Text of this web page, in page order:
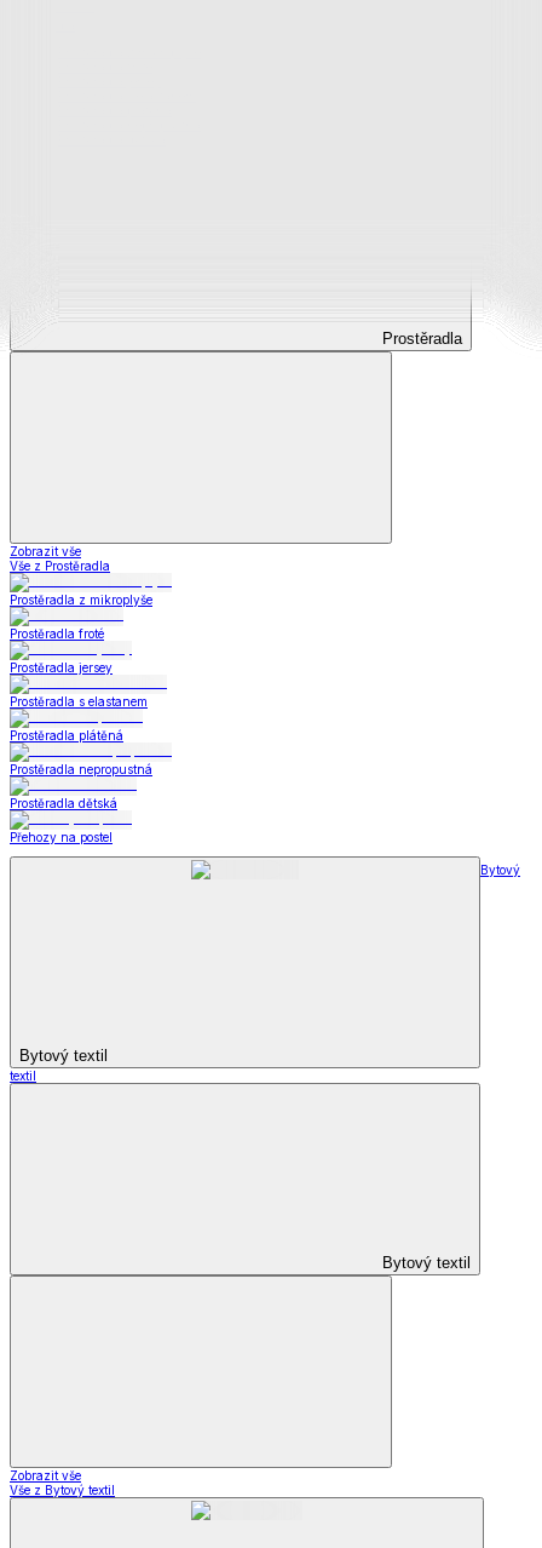
Prostěradla
Zobrazit vše
Vše z Prostěradla
Prostěradla z mikroplyše
Prostěradla froté
Prostěradla jersey
Prostěradla s elastanem
Prostěradla plátěná
Prostěradla nepropustná
Prostěradla dětská
Přehozy na postel
Bytový textil
Bytový
textil
Bytový textil
Zobrazit vše
Vše z Bytový textil